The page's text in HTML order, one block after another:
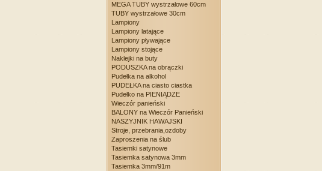
MEGA TUBY wystrzałowe 60cm
TUBY wystrzałowe 30cm
Lampiony
Lampiony latające
Lampiony pływające
Lampiony stojące
Naklejki na buty
PODUSZKA na obrączki
Pudełka na alkohol
PUDEŁKA na ciasto ciastka
Pudełko na PIENIĄDZE
Wieczór panieński
BALONY na Wieczór Panieński
NASZYJNIK HAWAJSKI
Stroje, przebrania,ozdoby
Zaproszenia na ślub
Tasiemki satynowe
Tasiemka satynowa 3mm
Tasiemka 3mm/91m